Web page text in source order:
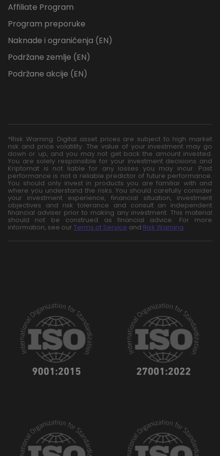
Affiliate Program
Program preporuke
Naknade i ograničenja (EN)
Podržane zemlje (EN)
Podržane akcije (EN)
*Risk Warning: Digital asset prices are subject to high market
risk and price volatility. The value of your investment may go
down or up, and you may not get back the amount invested.
You are solely responsible for your investment decisions and
Kriptomat is not liable for any losses you may incur. Past
performance is not a reliable predictor of future performance.
You should only invest in products you are familiar with and
where you understand the risks. You should carefully consider
your investment experience, financial situation, investment
objectives and risk tolerance and consult an independent
financial adviser prior to making any investment. This material
should not be construed as financial advice. For more
information, see our Terms of Service and Risk Warning.